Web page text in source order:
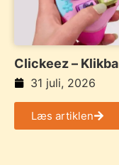
Clickeez –
funktion og
31 juli, 2026
Læs artiklen